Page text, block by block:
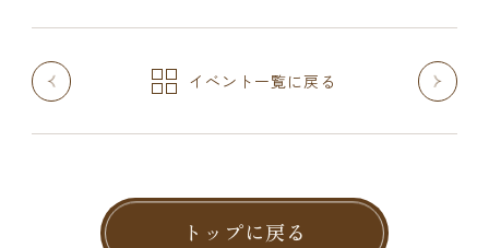
イベント一覧に戻る
トップに戻る